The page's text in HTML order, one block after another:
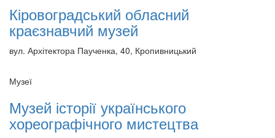
Кіровоградський обласний
краєзнавчий музей
вул. Архітектора Паученка, 40, Кропивницький
Музеї
Музей історії українського
хореографічного мистецтва